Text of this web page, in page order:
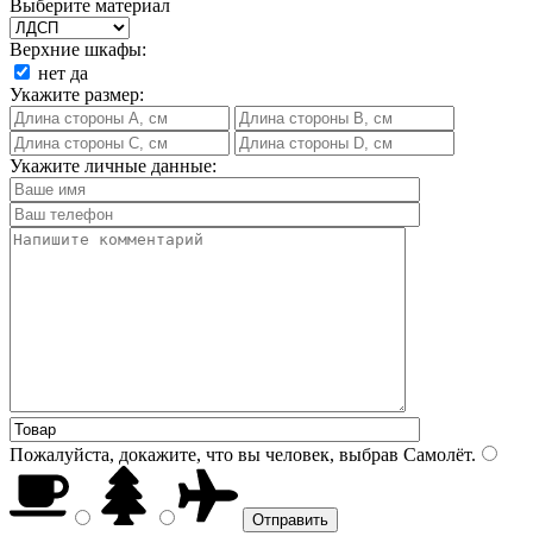
Выберите материал
Верхние шкафы:
нет да
Укажите размер:
Укажите личные данные:
Пожалуйста, докажите, что вы человек, выбрав Самолёт.